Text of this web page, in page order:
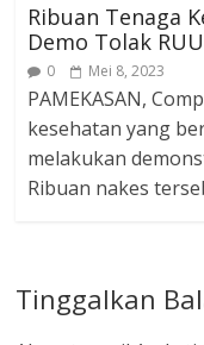
Ribuan Tenaga
Demo Tolak
0 Mei 8, 2023
PAMEKASAN,
kesehatan yang
melakukan
Ribuan nakes
Tinggalkan